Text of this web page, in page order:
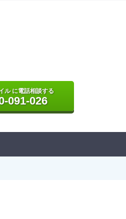
ル に電話相談する
091-026